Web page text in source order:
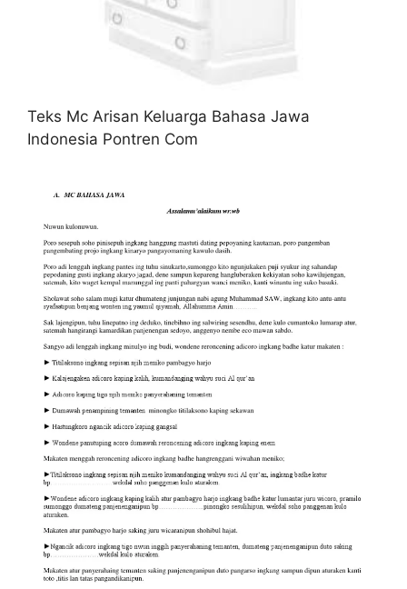
Teks Mc Arisan Keluarga Bahasa Jawa
Indonesia Pontren Com